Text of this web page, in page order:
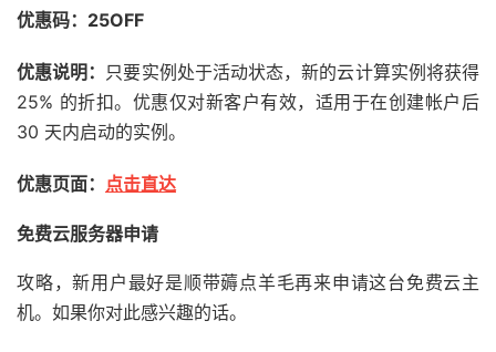
优惠码：25OFF
优惠说明： 只要实例处于活动状态，新的云计算实例将获得
25% 的折扣。优惠仅对新客户有效，适用于在创建帐户后
30 天内启动的实例。
优惠页面： 点击直达
免费云服务器申请
攻略，新用户最好是顺带薅点羊毛再来申请这台免费云主
机。如果你对此感兴趣的话。